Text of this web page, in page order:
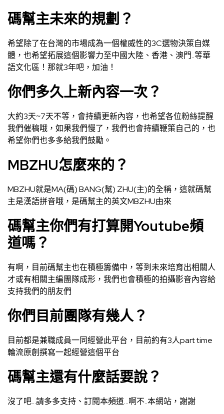
碼幫主未來的規劃？
希望除了在台灣的市場成為一個權威性的3C選物決策自媒
體，也希望拓展這個影響力至中國大陸、香港、澳門..等華
語文化區！那就3年吧，加油！
你們多久上新內容一次？
大約3天~7天不等，會持續更新內容，也希望各位粉絲提醒
我們催稿哦，如果我們慢了，我們也會持續鞭策自己的，也
希望你們也多多給我們鼓勵。
MBZHU怎麼來的？
MBZHU就是MA(碼) BANG(幫) ZHU(主)的全稱，這就碼幫
主是漢語拼音哦，是碼幫主的英文MBZHU由來
碼幫主你們有打算開Youtube頻
道嗎？
有啊，目前碼幫主也在積極籌備中，等到未來培育出相關人
才或有相關主編團隊成形，我們也會積極的拍攝影音內容給
支持我們的朋友們
你們目前團隊有幾人？
目前都是兼職成員一同經營此平台，目前約有3人part time
輪流原創撰寫一起經營這個平台
碼幫主還有什麼話要說？
沒了吧…請多多支持、訂閱本頻道…啊不..本網站，謝謝